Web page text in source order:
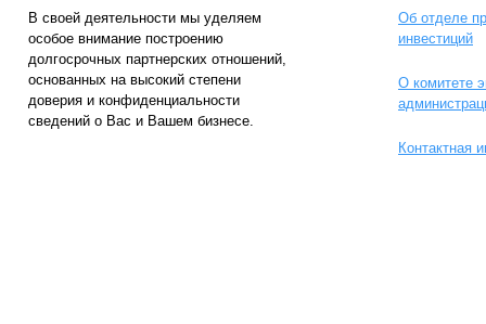
В своей деятельности мы уделяем
особое внимание построению
долгосрочных партнерских отношений,
основанных на высокий степени
доверия и конфиденциальности
сведений о Вас и Вашем бизнесе.
Об отделе
инвестиций
О комитете
Контактная